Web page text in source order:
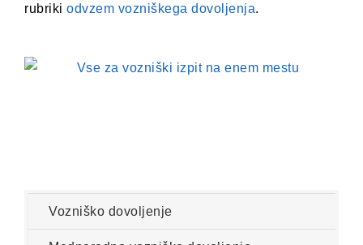
rubriki odvzem vozniškega dovoljenja.
Vozniško dovoljenje